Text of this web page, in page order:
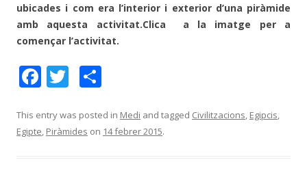
ubicades i com era l’interior i exterior d’una piràmide
amb aquesta activitat.Clica a la imatge per a
començar l’activitat.
F
e
b
T
itt
er
m
p
This entry was posted in Medi and tagged Civilitzacions, Egipcis,
Egipte, Piràmides on 14 febrer 2015.